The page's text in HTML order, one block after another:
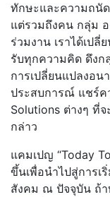
ทักษะและความถนั
แต่รวมถึงคน กลุ่ม
ร่วมงาน เราได้เปลี่
รับทุกความคิด ดึง
การเปลี่ยนแปลงอน
ประสบการณ์ แชร์ค
Solutions ต่างๆ ที่
กล่าว
แคมเปญ “Today
ขึ้นเพื่อนำไปสู่การเ
สังคม ณ ปัจจุบัน ถ้า